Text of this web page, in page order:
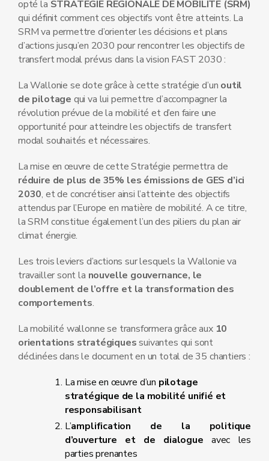
opté la STRATEGIE REGIONALE DE MOBILITE (SRM)
qui définit comment ces objectifs vont être atteints. La
SRM va permettre d’orienter les décisions et plans
d’actions jusqu’en 2030 pour rencontrer les objectifs de
transfert modal prévus dans la vision FAST 2030 :
La Wallonie se dote grâce à cette stratégie d’un outil
de pilotage qui va lui permettre d’accompagner la
révolution prévue de la mobilité et d’en faire une
opportunité pour atteindre les objectifs de transfert
modal souhaités et nécessaires.
La mise en œuvre de cette Stratégie permettra de
réduire de plus de 35% les émissions de GES d’ici
2030, et de concrétiser ainsi l’atteinte des objectifs
attendus par l’Europe en matière de mobilité. A ce titre,
la SRM constitue également l’un des piliers du plan air
climat énergie.
Les trois leviers d’actions sur lesquels la Wallonie va
travailler sont la nouvelle gouvernance, le
doublement de l’offre et la transformation des
comportements.
La mobilité wallonne se transformera grâce aux 10
orientations stratégiquessuivantes qui sont
déclinées dans le document en un total de 35 chantiers :
La mise en œuvre d’un pilotage
stratégique de la mobilité unifié et
responsabilisant
L’amplification de la politique
d’ouverture et de dialogue avec les
parties prenantes